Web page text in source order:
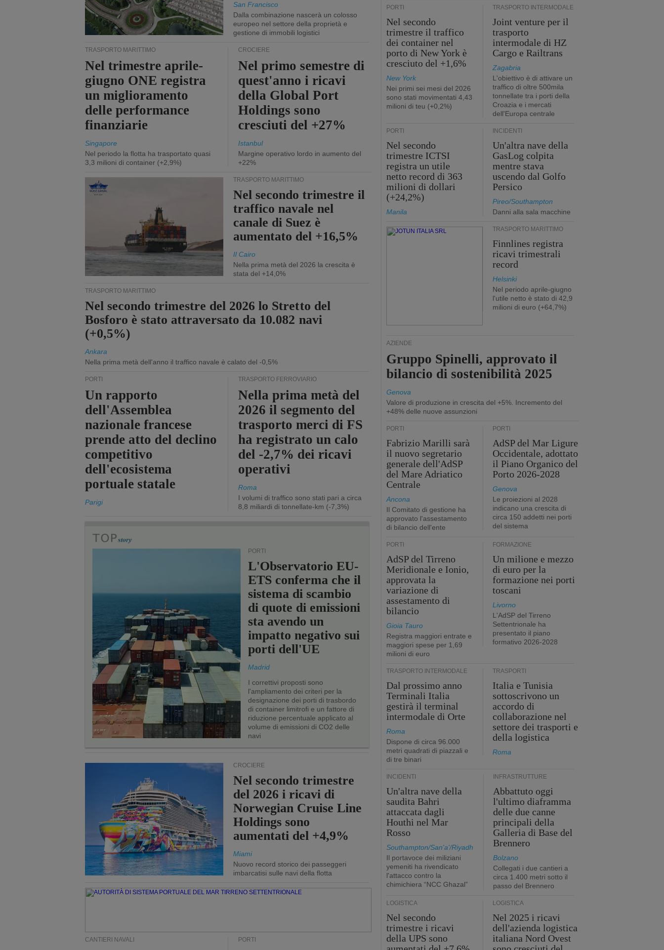
San Francisco
Dalla combinazione nascerà un colosso
europeo nel settore della proprietà e
gestione di immobili logistici
TRASPORTO MARITTIMO
Nel trimestre aprile-
giugno ONE registra
un miglioramento
delle performance
finanziarie
Singapore
Nel periodo la flotta ha trasportato quasi
3,3 milioni di container (+2,9%)
CROCIERE
Nel primo semestre di
quest'anno i ricavi
della Global Port
Holdings sono
cresciuti del +27%
Istanbul
Margine operativo lordo in aumento del
+22%
TRASPORTO MARITTIMO
Nel secondo trimestre il
traffico navale nel
canale di Suez è
aumentato del +16,5%
Il Cairo
Nella prima metà del 2026 la crescita è
stata del +14,0%
TRASPORTO MARITTIMO
Nel secondo trimestre del 2026 lo Stretto del
Bosforo è stato attraversato da 10.082 navi
(+0,5%)
Ankara
Nella prima metà dell'anno il traffico navale è calato del -0,5%
PORTI
Un rapporto
dell'Assemblea
nazionale francese
prende atto del declino
competitivo
dell'ecosistema
portuale statale
Parigi
TRASPORTO FERROVIARIO
Nella prima metà del
2026 il segmento del
trasporto merci di FS
ha registrato un calo
del -2,7% dei ricavi
operativi
Roma
I volumi di traffico sono stati pari a circa
8,8 miliardi di tonnellate-km (-7,3%)
PORTI
L'Observatorio EU-
ETS conferma che il
sistema di scambio
di quote di emissioni
sta avendo un
impatto negativo sui
porti dell'UE
Madrid
I correttivi proposti sono
l'ampliamento dei criteri per la
designazione dei porti di trasbordo
di container limitrofi e un fattore di
riduzione percentuale applicato al
volume di emissioni di CO2 delle
navi
CROCIERE
Nel secondo trimestre
del 2026 i ricavi di
Norwegian Cruise Line
Holdings sono
aumentati del +4,9%
Miami
Nuovo record storico dei passeggeri
imbarcatisi sulle navi della flotta
CANTIERI NAVALI PORTI
PORTI
Nel secondo
trimestre il traffico
dei container nel
porto di New York è
cresciuto del +1,6%
New York
Nei primi sei mesi del 2026
sono stati movimentati 4,43
milioni di teu (+0,2%)
TRASPORTO INTERMODALE
Joint venture per il
trasporto
intermodale di HZ
Cargo e Railtrans
Zagabria
L'obiettivo è di attivare un
traffico di oltre 500mila
tonnellate tra i porti della
Croazia e i mercati
dell'Europa centrale
PORTI
Nel secondo
trimestre ICTSI
registra un utile
netto record di 363
milioni di dollari
(+24,2%)
Manila
INCIDENTI
Un'altra nave della
GasLog colpita
mentre stava
uscendo dal Golfo
Persico
Pireo/Southampton
Danni alla sala macchine
TRASPORTO MARITTIMO
Finnlines registra
ricavi trimestrali
record
Helsinki
Nel periodo aprile-giugno
l'utile netto è stato di 42,9
milioni di euro (+64,7%)
AZIENDE
Gruppo Spinelli, approvato il
bilancio di sostenibilità 2025
Genova
Valore di produzione in crescita del +5%. Incremento del
+48% delle nuove assunzioni
PORTI
Fabrizio Marilli sarà
il nuovo segretario
generale dell'AdSP
del Mare Adriatico
Centrale
Ancona
Il Comitato di gestione ha
approvato l'assestamento
di bilancio dell'ente
PORTI
AdSP del Mar Ligure
Occidentale, adottato
il Piano Organico del
Porto 2026-2028
Genova
Le proiezioni al 2028
indicano una crescita di
circa 150 addetti nei porti
del sistema
PORTI
AdSP del Tirreno
Meridionale e Ionio,
approvata la
variazione di
assestamento di
bilancio
Gioia Tauro
Registra maggiori entrate e
maggiori spese per 1,69
milioni di euro
FORMAZIONE
Un milione e mezzo
di euro per la
formazione nei porti
toscani
Livorno
L'AdSP del Tirreno
Settentrionale ha
presentato il piano
formativo 2026-2028
TRASPORTO INTERMODALE
Dal prossimo anno
Terminali Italia
gestirà il terminal
intermodale di Orte
Roma
Dispone di circa 96.000
metri quadrati di piazzali e
di tre binari
TRASPORTI
Italia e Tunisia
sottoscrivono un
accordo di
collaborazione nel
settore dei trasporti e
della logistica
Roma
INCIDENTI
Un'altra nave della
saudita Bahri
attaccata dagli
Houthi nel Mar
Rosso
Southampton/San'a'/Riyadh
Il portavoce dei miliziani
yemeniti ha rivendicato
l'attacco contro la
chimichiera “NCC Ghazal”
INFRASTRUTTURE
Abbattuto oggi
l'ultimo diaframma
delle due canne
principali della
Galleria di Base del
Brennero
Bolzano
Collegati i due cantieri a
circa 1.400 metri sotto il
passo del Brennero
LOGISTICA
Nel secondo
trimestre i ricavi
della UPS sono
LOGISTICA
Nel 2025 i ricavi
dell'azienda logistica
italiana Nord Ovest